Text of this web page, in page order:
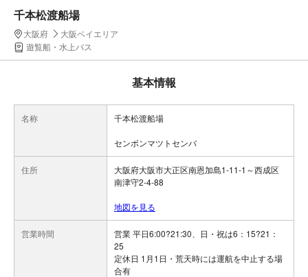
千本松渡船場
大阪府
大阪ベイエリア
遊覧船・水上バス
基本情報
名称 千本松渡船場
センボンマツトセンバ
住所
大阪府大阪市大正区南恩加島1-11-1～西成区
南津守2-4-88
地図を見る
営業時間
営業 平日6:00?21:30、日・祝は6：15?21：
25
定休日 1月1日・荒天時には運航を中止する場
合有